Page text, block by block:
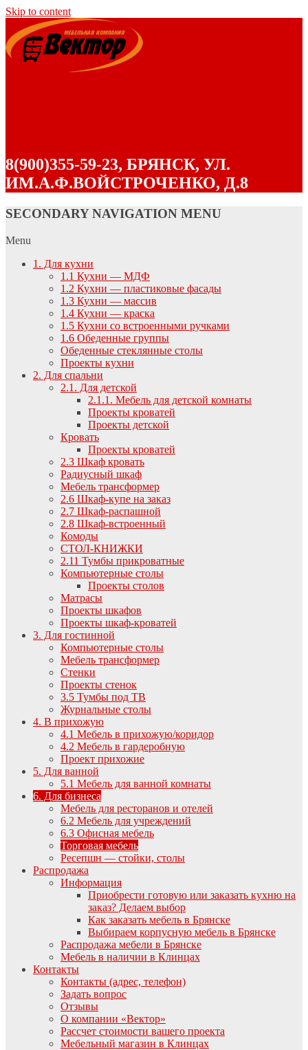
Skip to content
8(900)355-59-23, БРЯНСК, УЛ.
ИМ.А.Ф.ВОЙСТРОЧЕНКО, Д.8
SECONDARY NAVIGATION MENU
Menu
1. Для кухни
1.1 Кухни — МДФ
1.2 Кухни — пластиковые фасады
1.3 Кухни — массив
1.4 Кухни — краска
1.5 Кухни со встроенными ручками
1.6 Обеденные группы
Обеденные стеклянные столы
Проекты кухни
2. Для спальни
2.1. Для детской
2.1.1. Мебель для детской комнаты
Проекты кроватей
Проекты детской
Кровать
Проекты кроватей
2.3 Шкаф кровать
Радиусный шкаф
Мебель трансформер
2.6 Шкаф-купе на заказ
2.7 Шкаф-распашной
2.8 Шкаф-встроенный
Комоды
СТОЛ-КНИЖКИ
2.11 Тумбы прикроватные
Компьютерные столы
Проекты столов
Матрасы
Проекты шкафов
Проекты шкаф-кроватей
3. Для гостинной
Компьютерные столы
Мебель трансформер
Стенки
Проекты стенок
3.5 Тумбы под ТВ
Журнальные столы
4. В прихожую
4.1 Мебель в прихожую/коридор
4.2 Мебель в гардеробную
Проект прихожие
5. Для ванной
5.1 Мебель для ванной комнаты
6. Для бизнеса
Мебель для ресторанов и отелей
6.2 Мебель для учреждений
6.3 Офисная мебель
Торговая мебель
Ресепшн — стойки, столы
Распродажа
Информация
Приобрести готовую или заказать кухню на
заказ? Делаем выбор
Как заказать мебель в Брянске
Выбираем корпусную мебель в Брянске
Распродажа мебели в Брянске
Мебель в наличии в Клинцах
Контакты
Контакты (адрес, телефон)
Задать вопрос
Отзывы
О компании «Вектор»
Рассчет стоимости вашего проекта
Мебельный магазин в Клинцах